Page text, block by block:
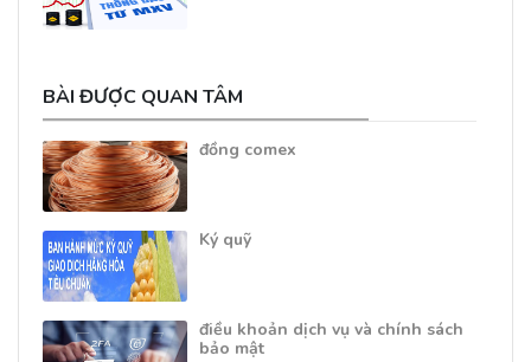
BÀI ĐƯỢC QUAN TÂM
đồng comex
Ký quỹ
điều khoản dịch vụ và chính sách
bảo mật